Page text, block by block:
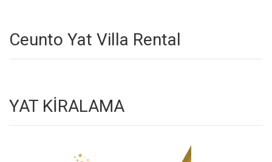
Ceunto Yat Villa Rental
YAT KİRALAMA